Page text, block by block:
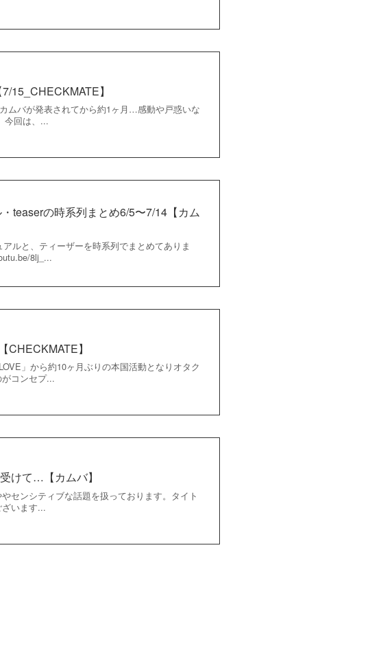
15_CHECKMATE】
ムバが発表されてから約1ヶ月…感動や戸惑いな
今回は、...
teaserの時系列まとめ6/5〜7/14【カム
ルと、ティーザーを時系列でまとめてありま
8lj_...
CHECKMATE】
」から約10ヶ月ぶりの本国活動となりオタク
コンセプ...
けて…【カムバ】
センシティブな話題を扱っております。タイト
います...